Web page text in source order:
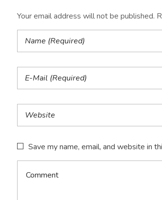
Your email address will not be published.
Save my name, email, and website in